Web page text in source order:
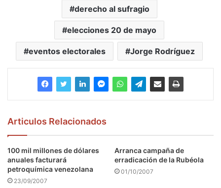
derecho al sufragio
elecciones 20 de mayo
eventos electorales Jorge Rodríguez
Articulos Relacionados
100 mil millones de dólares
anuales facturará
petroquímica venezolana
23/09/2007
Arranca campaña de
erradicación de la Rubéola
01/10/2007